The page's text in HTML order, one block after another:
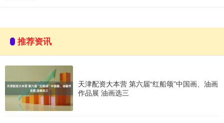
推荐资讯
天津配资大本营 第六届“红船颂”中国画、油画
作品展 油画选三